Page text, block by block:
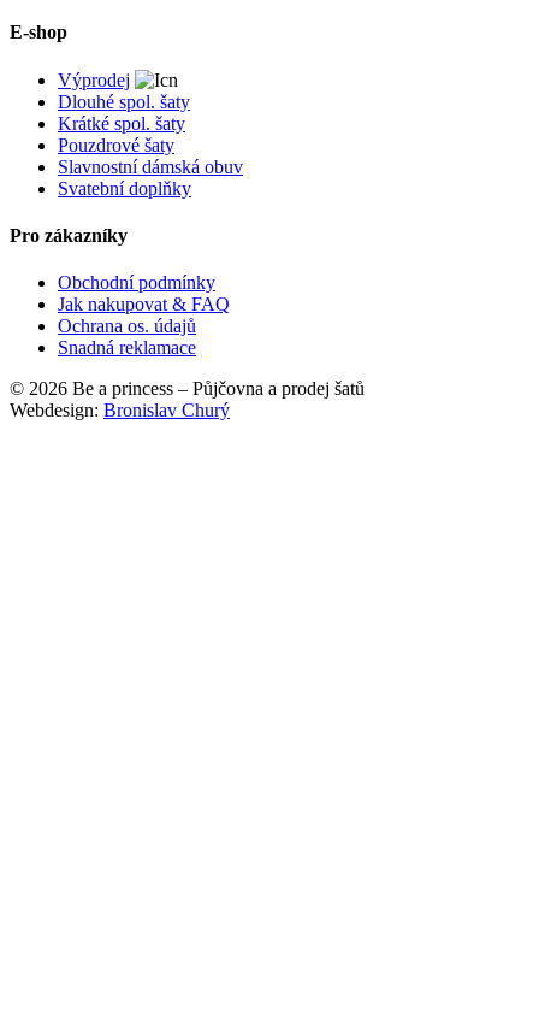
E-shop
Výprodej
Dlouhé spol. šaty
Krátké spol. šaty
Pouzdrové šaty
Slavnostní dámská obuv
Svatební doplňky
Pro zákazníky
Obchodní podmínky
Jak nakupovat & FAQ
Ochrana os. údajů
Snadná reklamace
© 2026 Be a princess – Půjčovna a prodej šatů
Webdesign: Bronislav Churý